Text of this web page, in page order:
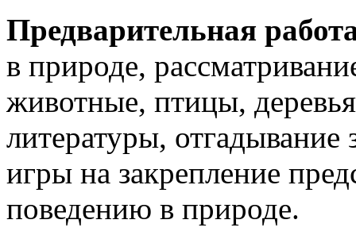
Предварительная
в природе,
животные, птицы,
литературы, отгадывание
игры на закрепление
поведению в природе.